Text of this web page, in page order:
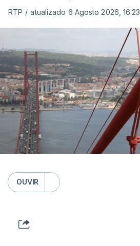
RTP / atualizado 6 Agosto 2026, 16:23
OUVIR